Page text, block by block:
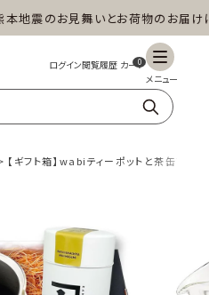
震のお見舞いとお荷物のお届けにつ
インショップ 0
【ギフト箱】wabiティーポットと茶缶詰合せ